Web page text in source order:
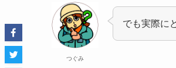
つぐみ
でも実際に